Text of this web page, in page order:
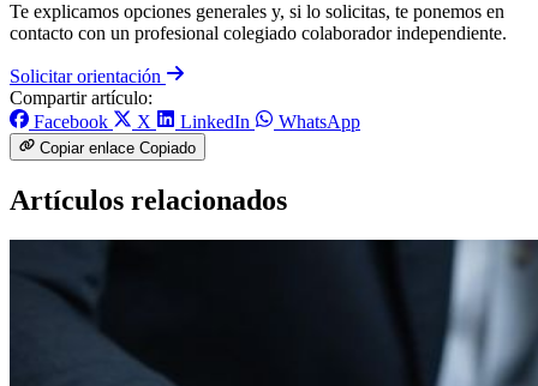
Te explicamos opciones generales y, si lo solicitas, te ponemos en
contacto con un profesional colegiado colaborador independiente.
Solicitar orientación
Compartir artículo:
Facebook
X LinkedIn WhatsApp
Copiar enlace Copiado
Artículos relacionados